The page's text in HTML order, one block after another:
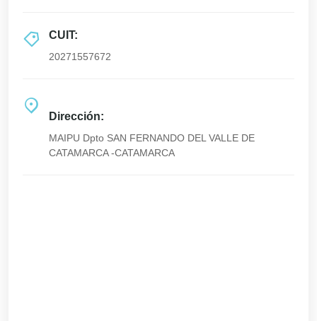
CUIT:
20271557672
Dirección:
MAIPU Dpto SAN FERNANDO DEL VALLE DE
CATAMARCA -CATAMARCA